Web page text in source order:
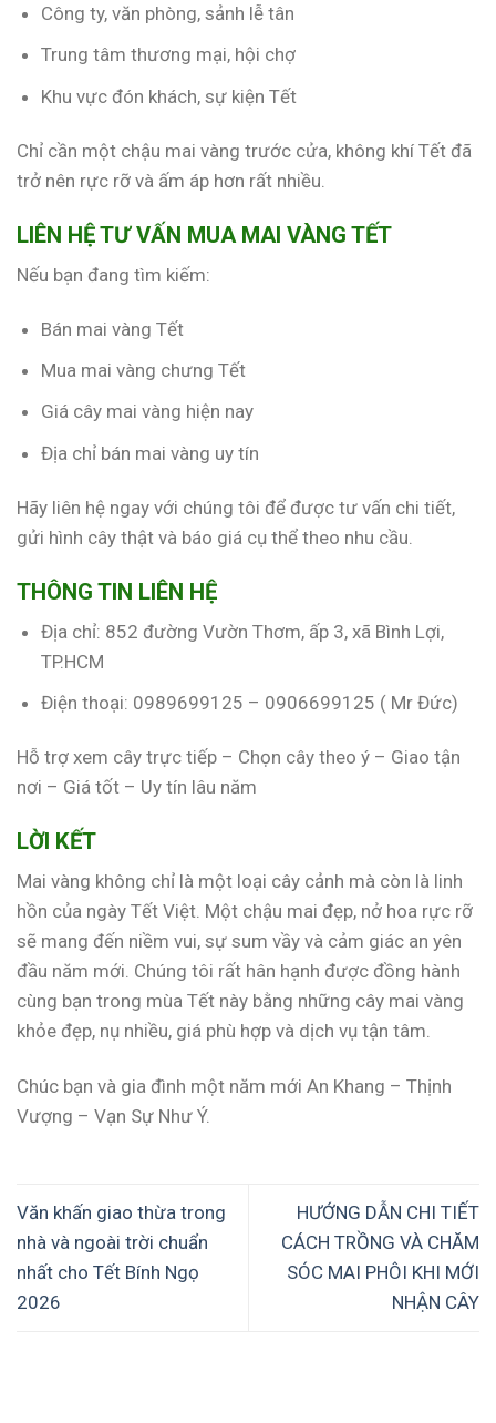
Công ty, văn phòng, sảnh lễ tân
Trung tâm thương mại, hội chợ
Khu vực đón khách, sự kiện Tết
Chỉ cần một chậu mai vàng trước cửa, không khí Tết đã
trở nên rực rỡ và ấm áp hơn rất nhiều.
LIÊN HỆ TƯ VẤN MUA MAI VÀNG TẾT
Nếu bạn đang tìm kiếm:
Bán mai vàng Tết
Mua mai vàng chưng Tết
Giá cây mai vàng hiện nay
Địa chỉ bán mai vàng uy tín
Hãy liên hệ ngay với chúng tôi để được tư vấn chi tiết,
gửi hình cây thật và báo giá cụ thể theo nhu cầu.
THÔNG TIN LIÊN HỆ
Địa chỉ: 852 đường Vườn Thơm, ấp 3, xã Bình Lợi,
TP.HCM
Điện thoại: 0989699125 – 0906699125 ( Mr Đức)
Hỗ trợ xem cây trực tiếp – Chọn cây theo ý – Giao tận
nơi – Giá tốt – Uy tín lâu năm
LỜI KẾT
Mai vàng không chỉ là một loại cây cảnh mà còn là linh
hồn của ngày Tết Việt. Một chậu mai đẹp, nở hoa rực rỡ
sẽ mang đến niềm vui, sự sum vầy và cảm giác an yên
đầu năm mới. Chúng tôi rất hân hạnh được đồng hành
cùng bạn trong mùa Tết này bằng những cây mai vàng
khỏe đẹp, nụ nhiều, giá phù hợp và dịch vụ tận tâm.
Chúc bạn và gia đình một năm mới An Khang – Thịnh
Vượng – Vạn Sự Như Ý.
Văn khấn giao thừa trong
nhà và ngoài trời chuẩn
nhất cho Tết Bính Ngọ
2026
HƯỚNG DẪN CHI TIẾT
CÁCH TRỒNG VÀ CHĂM
SÓC MAI PHÔI KHI MỚI
NHẬN CÂY